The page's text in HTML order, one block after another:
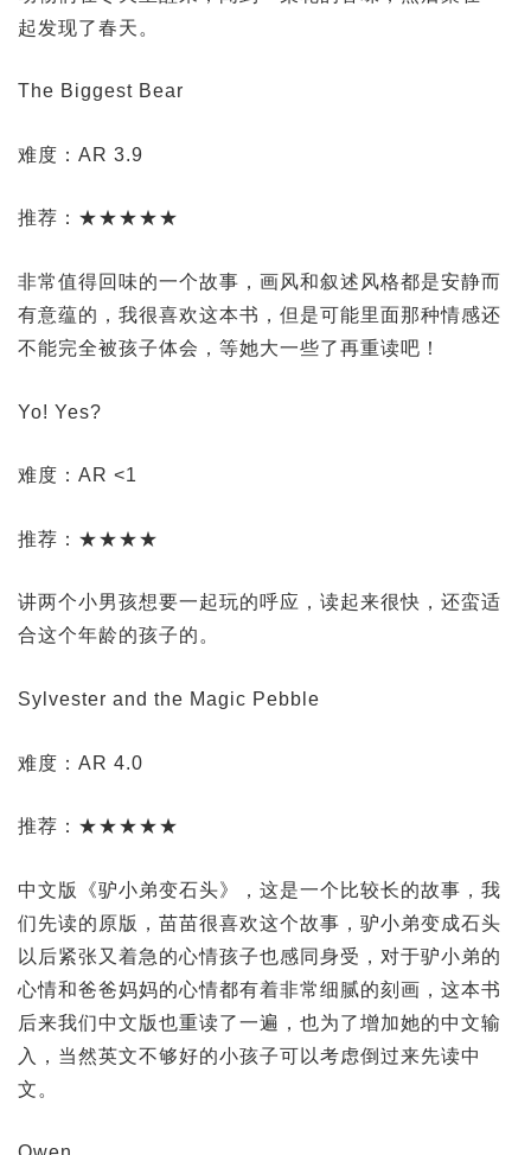
起发现了春天。
The Biggest Bear
难度：AR 3.9
推荐：★★★★★
非常值得回味的一个故事，画风和叙述风格都是安静而
有意蕴的，我很喜欢这本书，但是可能里面那种情感还
不能完全被孩子体会，等她大一些了再重读吧！
Yo! Yes?
难度：AR <1
推荐：★★★★
讲两个小男孩想要一起玩的呼应，读起来很快，还蛮适
合这个年龄的孩子的。
Sylvester and the Magic Pebble
难度：AR 4.0
推荐：★★★★★
中文版《驴小弟变石头》，这是一个比较长的故事，我
们先读的原版，苗苗很喜欢这个故事，驴小弟变成石头
以后紧张又着急的心情孩子也感同身受，对于驴小弟的
心情和爸爸妈妈的心情都有着非常细腻的刻画，这本书
后来我们中文版也重读了一遍，也为了增加她的中文输
入，当然英文不够好的小孩子可以考虑倒过来先读中
文。